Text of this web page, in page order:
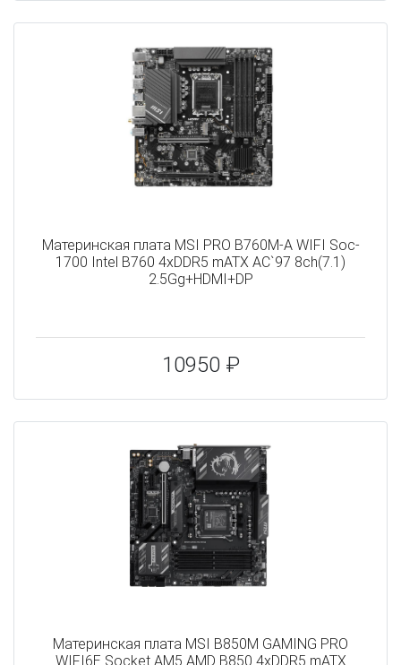
Материнская плата MSI PRO B760M-A WIFI Soc-
1700 Intel B760 4xDDR5 mATX AC`97 8ch(7.1)
2.5Gg+HDMI+DP
10950 ₽
Материнская плата MSI B850M GAMING PRO
WIFI6E Socket AM5 AMD B850 4xDDR5 mATX